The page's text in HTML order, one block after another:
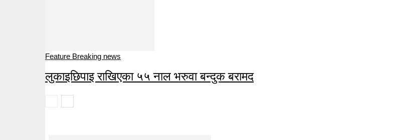
Feature Breaking news
लुकाइछिपाइ राखिएका ५५ नाल भरुवा बन्दुक बरामद